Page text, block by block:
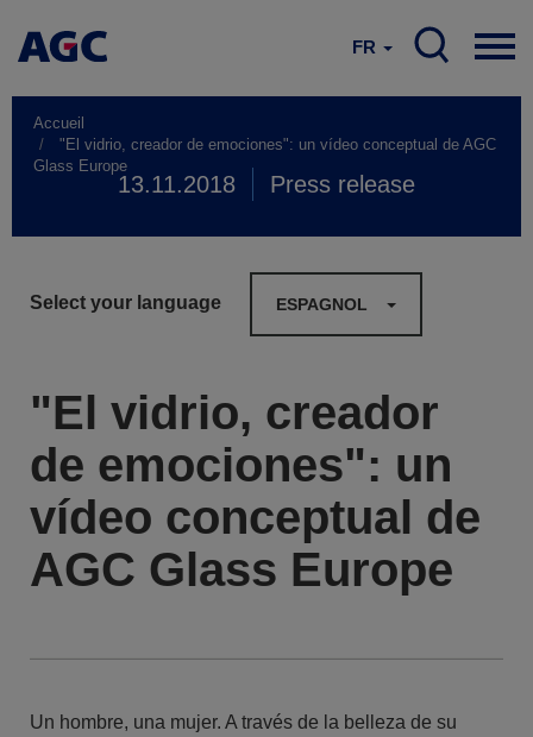
FR
Accueil
"El vidrio, creador de emociones": un vídeo conceptual de AGC
Glass Europe
13.11.2018 Press release
Select your language ESPAGNOL
"El vidrio, creador
de emociones": un
vídeo conceptual de
AGC Glass Europe
Un hombre, una mujer. A través de la belleza de su